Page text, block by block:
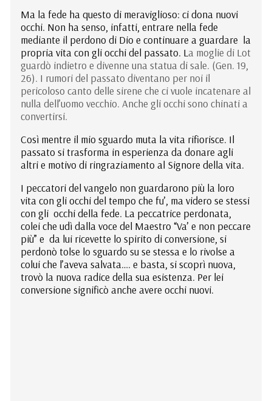
Ma la fede ha questo di meraviglioso: ci dona nuovi
occhi. Non ha senso, infatti, entrare nella fede
mediante il perdono di Dio e continuare a guardare la
propria vita con gli occhi del passato. La moglie di Lot
guardò indietro edivenne una statua di sale. (Gen. 19,
26). I rumori del passato diventano per noi il
pericoloso canto delle sirene che ci vuole incatenare al
nulla dell’uomo vecchio. Anche gli occhi sono chinati a
convertirsi.
Così mentre il mio sguardo muta la vita rifiorisce. Il
passato si trasforma in esperienza da donare agli
altri e motivo di ringraziamento al Signore della vita.
I peccatori del vangelo non guardarono più la loro
vita con gli occhi del tempo che fu’, ma videro se stessi
con gli occhi della fede. La peccatrice perdonata,
colei che udì dalla voce del Maestro “Va’ e non peccare
più” e da lui ricevette lo spirito di conversione, si
perdonò tolse lo sguardo su se stessa e lo rivolse a
colui che l’aveva salvata…. e basta, si scoprì nuova,
trovò la nuova radice della sua esistenza. Per lei
conversione significò anche avere occhi nuovi.